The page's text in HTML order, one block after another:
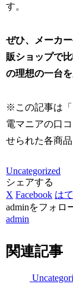
す。
ぜひ、メーカ
販ショップで
の理想の一台
※この記事は
電マニアの口
せられた各商
Uncategorized
シェアする
X Facebook は
adminをフォロ
admin
関連記事